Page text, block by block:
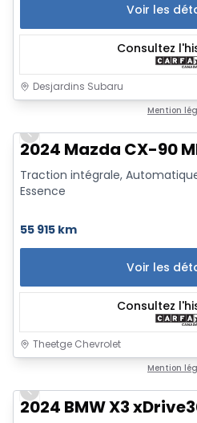
Voir les
Consultez
Desjardins Subaru
Mention
Previous slide
2024 Mazda CX-90
Traction intégrale,
Essence
55 915 km
Voir les
Consultez
Theetge Chevrolet
Mention
Previous slide
2024 BMW X3